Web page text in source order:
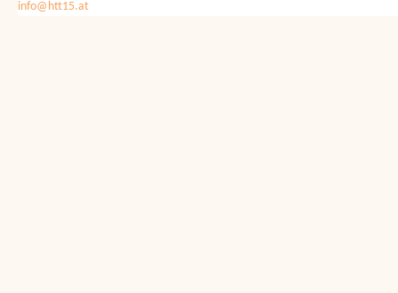
info@htt15.at